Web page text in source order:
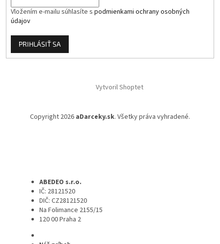
Vložením e-mailu súhlasíte s podmienkami ochrany osobných
údajov
PRIHLÁSIŤ SA
Vytvoril Shoptet
Copyright 2026 aDarceky.sk. Všetky práva vyhradené.
ABEDEO s.r.o.
IČ: 28121520
DIČ: CZ28121520
Na Folimance 2155/15
120 00 Praha 2